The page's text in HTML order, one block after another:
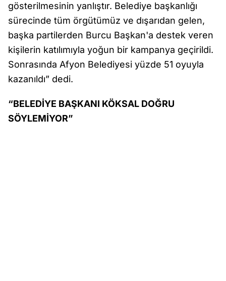
gösterilmesinin yanlıştır. Belediye başkanlığı
sürecinde tüm örgütümüz ve dışarıdan gelen,
başka partilerden Burcu Başkan'a destek veren
kişilerin katılımıyla yoğun bir kampanya geçirildi.
Sonrasında Afyon Belediyesi yüzde 51 oyuyla
kazanıldı” dedi.
“BELEDİYE BAŞKANI KÖKSAL DOĞRU
SÖYLEMİYOR”